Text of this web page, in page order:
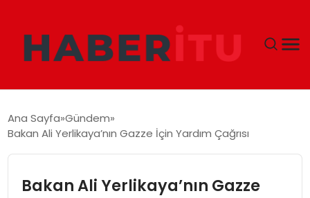
EKONOMI
Ana Sayfa Gündem
Bakan Ali Yerlikaya’nın Gazze İçin Yardım Çağrısı
Bakan Ali Yerlikaya’nın Gazze